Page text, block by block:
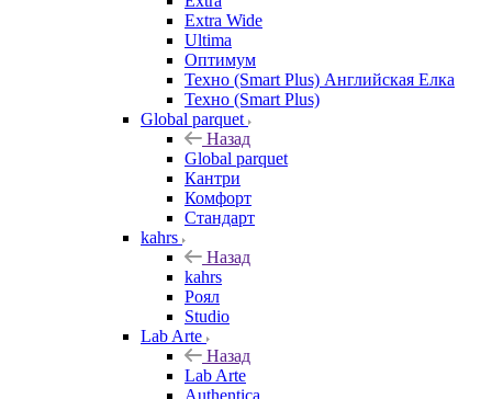
Extra Wide
Ultima
Оптимум
Техно (Smart Plus) Английская Елка
Техно (Smart Plus)
Global parquet
Назад
Global parquet
Кантри
Комфорт
Стандарт
kahrs
Назад
kahrs
Роял
Studio
Lab Arte
Назад
Lab Arte
Authentica